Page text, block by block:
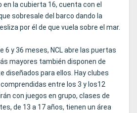
en la cubierta 16, cuenta con el
sobresale del barco dando la
por él de que vuela sobre el mar.
6 y 36 meses, NCL abre las puertas
mayores también disponen de
diseñados para ellos. Hay clubes
entre los 3 y los12
con juegos en grupo, clases de
de 13 a 17 años, tienen un área